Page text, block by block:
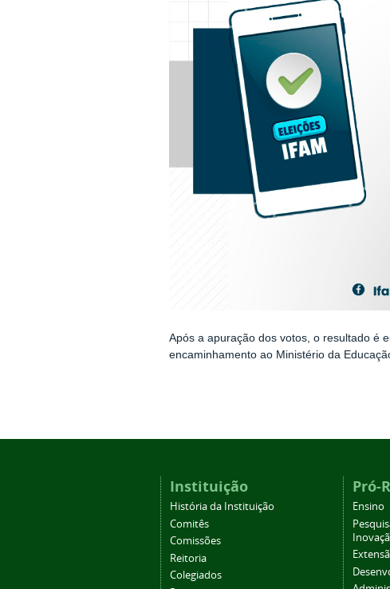
Após a apuração dos votos, o resultado é
encaminhamento ao Ministério da
Instituição
História da Instituição
Comitês
Comissões
Reitoria
Colegiados
Pró-
Ensino